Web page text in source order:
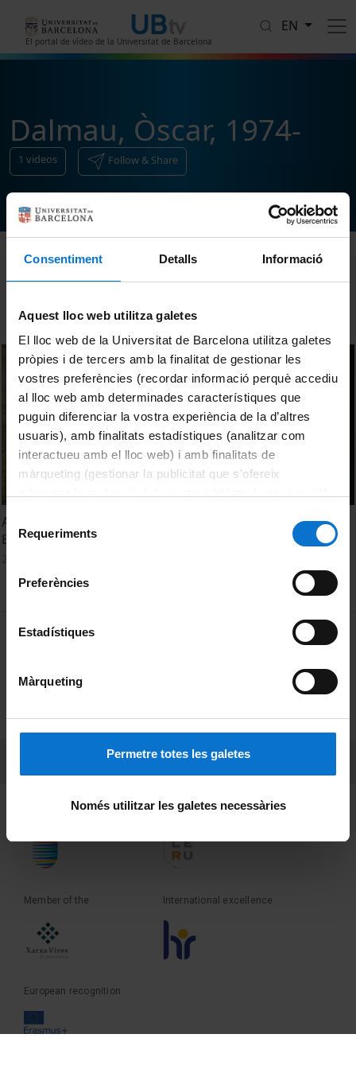
Consentiment Detalls Informació
Aquest lloc web utilitza galetes
El lloc web de la Universitat de Barcelona utilitza galetes
pròpies i de tercers amb la finalitat de gestionar les
vostres preferències (recordar informació perquè accediu
al lloc web amb determinades característiques que
puguin diferenciar la vostra experiència de la d’altres
usuaris), amb finalitats estadístiques (analitzar com
interactueu amb el lloc web) i amb finalitats de
màrqueting (gestionar la publicitat que s’ofereix
consultar laPolítica de galetes del lloc web de la
Selecció
de Requeriments
Preferències
Estadístiques
Màrqueting
Permetre totes les galetes
Només utilitzar les galetes necessàries
El portal de vídeo de la Universitat de Barcelona
EN
Dalmau, Òscar, 1974-
1 videos Follow & Share
Sort
Acte d'Inauguració del curs acadèmic de la Universitat de
Barcelona 2023-2024
MENÚ PEU 1
Terms and privacy
Founder of the Member of the
Member of the International excellence
European recognition